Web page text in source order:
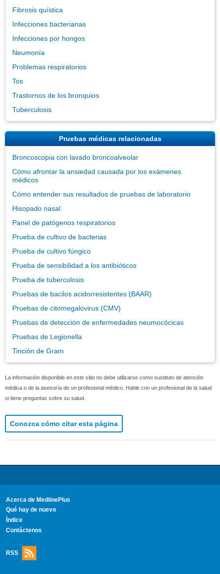
Fibrosis quística
Infecciones bacterianas
Infecciones por hongos
Neumonía
Problemas respiratorios
Tos
Trastornos de los bronquios
Tuberculosis
Pruebas médicas relacionadas
Broncoscopia con lavado broncoalveolar
Cómo afrontar la ansiedad causada por los exámenes
médicos
Cómo entender sus resultados de pruebas de laboratorio
Hisopado nasal
Panel de patógenos respiratorios
Prueba de cultivo de bacterias
Prueba de cultivo fúngico
Prueba de sensibilidad a los antibióticos
Prueba de tuberculosis
Pruebas de bacilos acidorresistentes (BAAR)
Pruebas de citomegalovirus (CMV)
Pruebas de detección de enfermedades neumocócicas
Pruebas de Legionella
Tinción de Gram
La información disponible en este sitio no debe utilizarse como sustituto de atención
médica o de la asesoría de un profesional médico. Hable con un profesional de la salud
si tiene preguntas sobre su salud.
Conozca cómo citar esta página
Acerca de MedlinePlus
Qué hay de nuevo
Índice
Contáctenos
RSS